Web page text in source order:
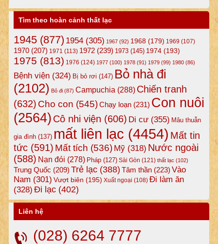
Tìm theo hoàn cảnh thất lạc
1945(877) 1954(305) 1967(92) 1968(179) 1969 (107)
1970(207) 1971 (113) 1972(239) 1973(145) 1974(193)
1975 (813) 1976 (124) 1977(100) 1978(91) 1979(99) 1980(86)
Bệnh viện(324) Bị bỏ rơi (147) Bỏ nhà đi
(2102) Bỏ đi(87) Campuchia (288) Chiến tranh
(632) Cho con (545)Chạy loạn(231) Con nuôi
(2564) Cô nhi viện (606) Di cư(355) Mâu thuẫn
gia đình(137) mất liên lạc (4454) Mất tin
tức(591) Mất tích (536) Mỹ(318) Nước ngoài
(588) Nạn đói (278) Pháp(127) Sài Gòn (121) thất lạc (102)
Trung Quốc (209) Trẻ lạc(388) Tâm thần(223) Vào
Nam (301) Vượt biên (195) Xuất ngoại (108) Đi làm ăn
(328) Đi lạc(402)
Liên hệ
(028) 6264 7777